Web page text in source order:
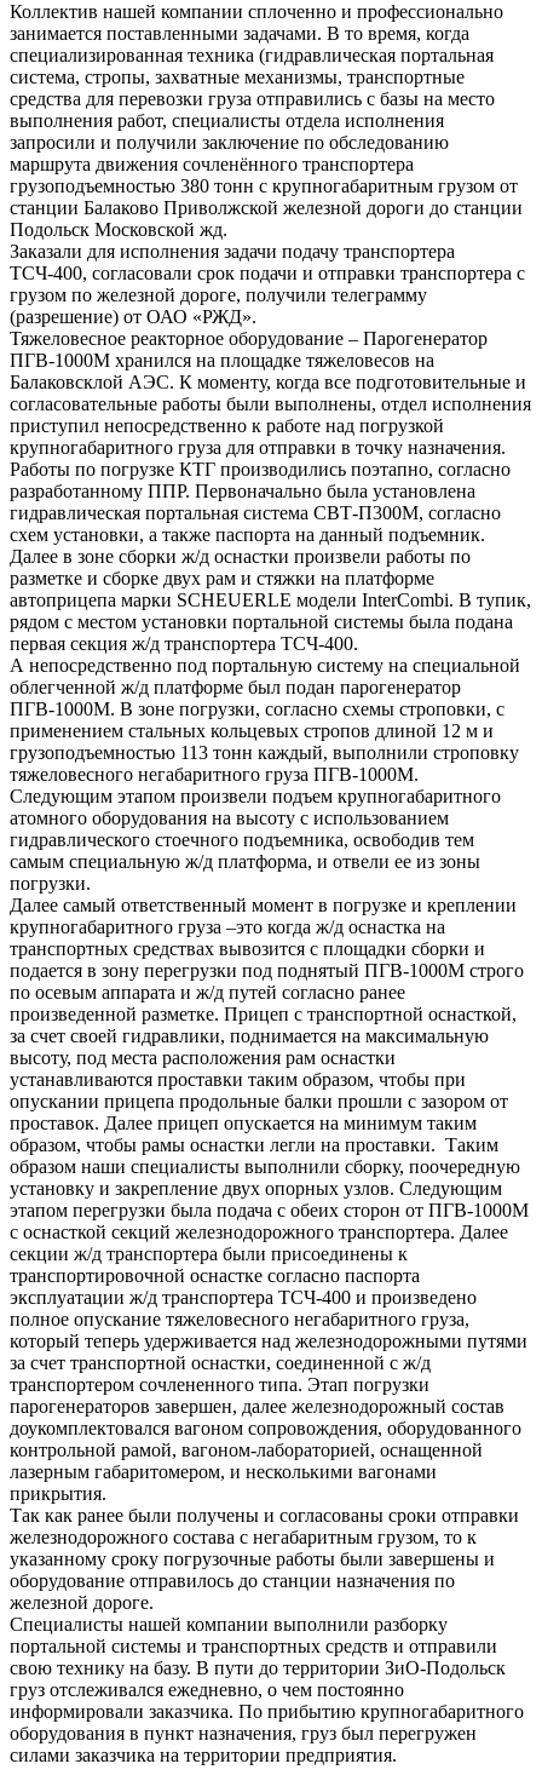
Коллектив нашей компании сплоченно и профессионально
занимается поставленными задачами. В то время, когда
специализированная техника (гидравлическая портальная
система, стропы, захватные механизмы, транспортные
средства для перевозки груза отправились с базы на место
выполнения работ, специалисты отдела исполнения
запросили и получили заключение по обследованию
маршрута движения сочленённого транспортера
грузоподъемностью 380 тонн с крупногабаритным грузом от
станции Балаково Приволжской железной дороги до станции
Подольск Московской жд.
Заказали для исполнения задачи подачу транспортера
ТСЧ-400, согласовали срок подачи и отправки транспортера с
грузом по железной дороге, получили телеграмму
(разрешение) от ОАО «РЖД».
Тяжеловесное реакторное оборудование – Парогенератор
ПГВ-1000М хранился на площадке тяжеловесов на
Балаковсклой АЭС. К моменту, когда все подготовительные и
согласовательные работы были выполнены, отдел исполнения
приступил непосредственно к работе над погрузкой
крупногабаритного груза для отправки в точку назначения.
Работы по погрузке КТГ производились поэтапно, согласно
разработанному ППР. Первоначально была установлена
гидравлическая портальная система СВТ-П300М, согласно
схем установки, а также паспорта на данный подъемник.
Далее в зоне сборки ж/д оснастки произвели работы по
разметке и сборке двух рам и стяжки на платформе
автоприцепа марки SCHEUERLE модели InterCombi. В тупик,
рядом с местом установки портальной системы была подана
первая секция ж/д транспортера ТСЧ-400.
А непосредственно под портальную систему на специальной
облегченной ж/д платформе был подан парогенератор
ПГВ-1000М. В зоне погрузки, согласно схемы строповки, с
применением стальных кольцевых стропов длиной 12 м и
грузоподъемностью 113 тонн каждый, выполнили строповку
тяжеловесного негабаритного груза ПГВ-1000М.
Следующим этапом произвели подъем крупногабаритного
атомного оборудования на высоту с использованием
гидравлического стоечного подъемника, освободив тем
самым специальную ж/д платформа, и отвели ее из зоны
погрузки.
Далее самый ответственный момент в погрузке и креплении
крупногабаритного груза –это когда ж/д оснастка на
транспортных средствах вывозится с площадки сборки и
подается в зону перегрузки под поднятый ПГВ-1000М строго
по осевым аппарата и ж/д путей согласно ранее
произведенной разметке. Прицеп с транспортной оснасткой,
за счет своей гидравлики, поднимается на максимальную
высоту, под места расположения рам оснастки
устанавливаются проставки таким образом, чтобы при
опускании прицепа продольные балки прошли с зазором от
проставок. Далее прицеп опускается на минимум таким
образом, чтобы рамы оснастки легли на проставки. Таким
образом наши специалисты выполнили сборку, поочередную
установку и закрепление двух опорных узлов. Следующим
этапом перегрузки была подача с обеих сторон от ПГВ-1000М
с оснасткой секций железнодорожного транспортера. Далее
секции ж/д транспортера были присоединены к
транспортировочной оснастке согласно паспорта
эксплуатации ж/д транспортера ТСЧ-400 и произведено
полное опускание тяжеловесного негабаритного груза,
который теперь удерживается над железнодорожными путями
за счет транспортной оснастки, соединенной с ж/д
транспортером сочлененного типа. Этап погрузки
парогенераторов завершен, далее железнодорожный состав
доукомплектовался вагоном сопровождения, оборудованного
контрольной рамой, вагоном-лабораторией, оснащенной
лазерным габаритомером, и несколькими вагонами
прикрытия.
Так как ранее были получены и согласованы сроки отправки
железнодорожного состава с негабаритным грузом, то к
указанному сроку погрузочные работы были завершены и
оборудование отправилось до станции назначения по
железной дороге.
Специалисты нашей компании выполнили разборку
портальной системы и транспортных средств и отправили
свою технику на базу. В пути до территории ЗиО-Подольск
груз отслеживался ежедневно, о чем постоянно
информировали заказчика. По прибытию крупногабаритного
оборудования в пункт назначения, груз был перегружен
силами заказчика на территории предприятия.